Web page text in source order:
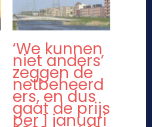
‘We kunnen
niet anders’
zeggen de
netbeheerd
ers, en dus
gaat de prijs
per 1 januari